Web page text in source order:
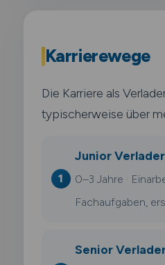
Karrierewege
Die Karriere als
typischerweise über
Junior Verlader
0–3 Jahre ·
Fachaufgaben,
Senior